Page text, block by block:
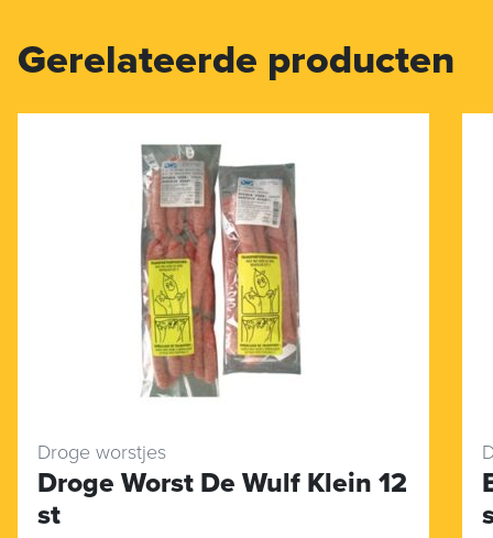
Gerelateerde producten
Droge worstjes
Droge Worst De Wulf Klein 12
st